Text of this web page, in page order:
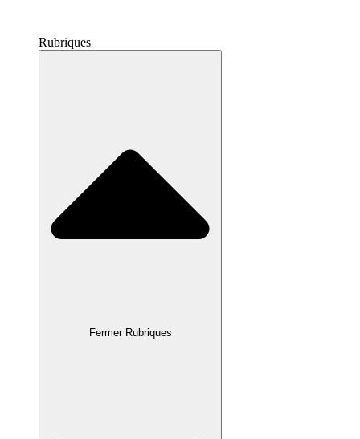
Rubriques
Fermer Rubriques